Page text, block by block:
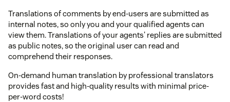
Translations of comments by end-users are submitted as
internal notes, so only you and your qualified agents can
view them. Translations of your agents' replies are submitted
as public notes, so the original user can read and
comprehend their responses.
On-demand human translation by professional translators
provides fast and high-quality results with minimal price-
per-word costs!